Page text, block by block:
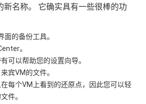
新名称。 它确实具有一些很棒的功
面的备份工具。
。
可以帮助您的设置向导。
宾VM的文件。
每个VM上看到的还原点，因此您可以轻
件。